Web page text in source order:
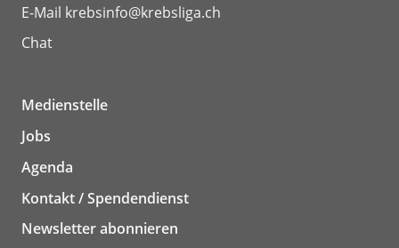
E-Mail krebsinfo@krebsliga.ch
Chat
Medienstelle
Jobs
Agenda
Kontakt / Spendendienst
Newsletter abonnieren